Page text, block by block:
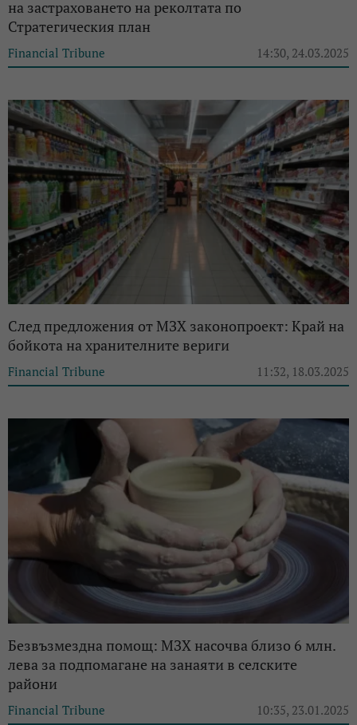
на застраховането на реколтата по
Стратегическия план
Financial Tribune 14:30, 24.03.2025
След предложения от МЗХ законопроект: Край на
бойкота на хранителните вериги
Financial Tribune 11:32, 18.03.2025
Безвъзмездна помощ: МЗХ насочва близо 6 млн.
лева за подпомагане на занаяти в селските
райони
Financial Tribune 10:35, 23.01.2025